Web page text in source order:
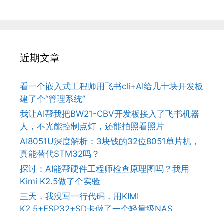
近期文章
看一个嵌入式工程师用飞书cli+AI给几十块开发板
建了个“管理系统”
我让AI帮我把BW21-CBV开发板接入了飞书机器
人，不光能控制点灯，还能拍照看照片
AI8051U深度解析：3块钱的32位8051单片机，
真能替代STM32吗？
探讨：AI能帮硬件工程师检查原理图吗？我用
Kimi K2.5做了个实验
三天，我没写一行代码，用KIMI
K2.5+ESP32+SD卡做了一个轻量级NAS